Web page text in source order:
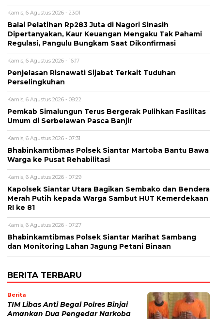
Kamis, 6 Agustus 2026 - 23:01
Balai Pelatihan Rp283 Juta di Nagori Sinasih
Dipertanyakan, Kaur Keuangan Mengaku Tak Pahami
Regulasi, Pangulu Bungkam Saat Dikonfirmasi
Kamis, 6 Agustus 2026 - 16:17
Penjelasan Risnawati Sijabat Terkait Tuduhan
Perselingkuhan
Kamis, 6 Agustus 2026 - 08:22
Pemkab Simalungun Terus Bergerak Pulihkan Fasilitas
Umum di Serbelawan Pasca Banjir
Kamis, 6 Agustus 2026 - 07:31
Bhabinkamtibmas Polsek Siantar Martoba Bantu Bawa
Warga ke Pusat Rehabilitasi
Kamis, 6 Agustus 2026 - 07:29
Kapolsek Siantar Utara Bagikan Sembako dan Bendera
Merah Putih kepada Warga Sambut HUT Kemerdekaan
RI ke 81
Kamis, 6 Agustus 2026 - 07:27
Bhabinkamtibmas Polsek Siantar Marihat Sambang
dan Monitoring Lahan Jagung Petani Binaan
BERITA TERBARU
Berita
TIM Libas Anti Begal Polres Binjai
Amankan Dua Pengedar Narkoba